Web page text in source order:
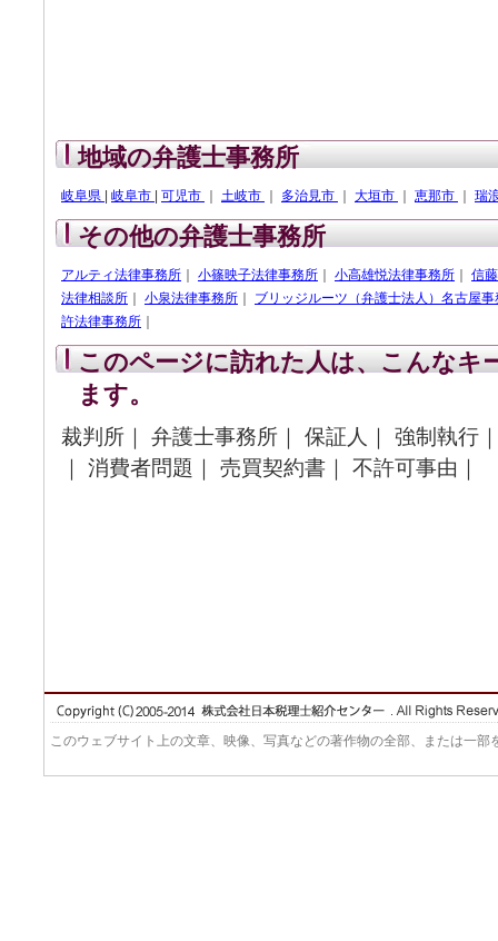
地域の弁護士事務所
岐阜県 岐阜市 可児市 土岐市 多治見市 大垣市 恵那市 瑞
その他の弁護士事務所
アルティ法律事務所 小篠映子法律事務所 小高雄悦法律事務所
信
法律相談所
小泉法律事務所
ブリッジルーツ（弁護士法人）名古屋事
許法律事務所
このページに訪れた人は、こんなキ
ます。
裁判所｜ 弁護士事務所｜ 保証人｜ 強制執行
｜ 消費者問題｜ 売買契約書｜ 不許可事由｜
このウェブサイト上の文章、映像、写真などの著作物の全部、または一